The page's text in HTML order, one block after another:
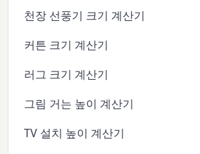
천장 선풍기 크기 계산기
커튼 크기 계산기
러그 크기 계산기
그림 거는 높이 계산기
TV 설치 높이 계산기